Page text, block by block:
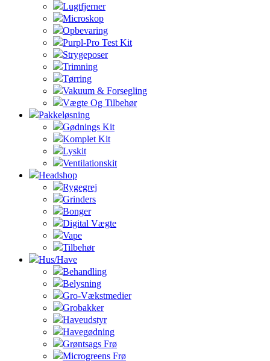
Lugtfjerner
Microskop
Opbevaring
Purpl-Pro Test Kit
Strygeposer
Trimning
Tørring
Vakuum & Forsegling
Vægte Og Tilbehør
Pakkeløsning
Gødnings Kit
Komplet Kit
Lyskit
Ventilationskit
Headshop
Rygegrej
Grinders
Bonger
Digital Vægte
Vape
Tilbehør
Hus/Have
Behandling
Belysning
Gro-Vækstmedier
Grobakker
Haveudstyr
Havegødning
Grøntsags Frø
Microgreens Frø